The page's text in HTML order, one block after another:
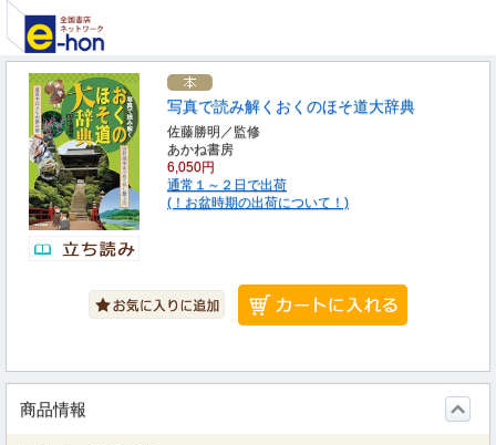
写真で読み解くおくのほそ道大辞典
佐藤勝明／監修
あかね書房
6,050円
通常１～２日で出荷
(！お盆時期の出荷について！)
商品情報